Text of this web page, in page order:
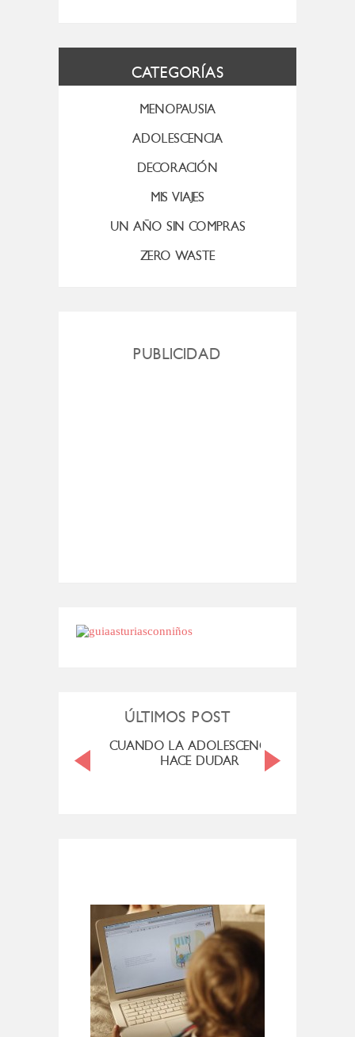
CATEGORÍAS
MENOPAUSIA
ADOLESCENCIA
DECORACIÓN
MIS VIAJES
UN AÑO SIN COMPRAS
ZERO WASTE
PUBLICIDAD
ÚLTIMOS POST
CUANDO LA ADOLESCENCIA ME
HACE DUDAR